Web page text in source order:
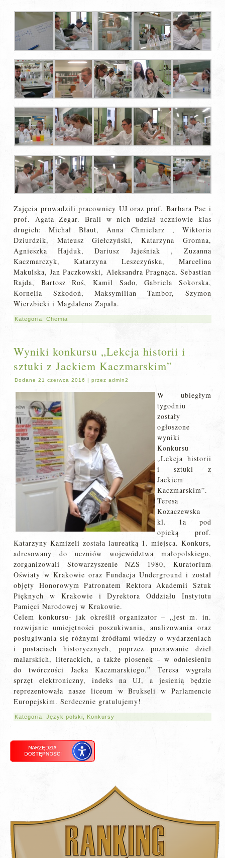
Zajęcia prowadzili pracownicy UJ oraz prof. Barbara Pac i
prof. Agata Zegar. Brali w nich udział uczniowie klas
drugich: Michał Błaut, Anna Chmielarz , Wiktoria
Dziurdzik, Mateusz Giełczyński, Katarzyna Gromna,
Agnieszka Hajduk, Dariusz Jajeśniak , Zuzanna
Kaczmarczyk, Katarzyna Leszczyńska, Marcelina
Makulska, Jan Paczkowski, Aleksandra Pragnąca, Sebastian
Rajda, Bartosz Roś, Kamil Sado, Gabriela Sokorska,
Kornelia Szkodoń, Maksymilian Tambor, Szymon
Wierzbicki i Magdalena Zapała.
Kategoria:Chemia
Wyniki konkursu „Lekcja historii i
sztuki z Jackiem Kaczmarskim”
Dodane 21 czerwca 2016 |przez admin2
W ubiegłym
tygodniu
zostały
ogłoszone
wyniki
Konkursu
„Lekcja historii
i sztuki z
Jackiem
Kaczmarskim”.
Teresa
Kozaczewska
kl. 1a pod
opieką prof.
Katarzyny Kamizeli została laureatką 1. miejsca. Konkurs,
adresowany do uczniów województwa małopolskiego,
zorganizowali Stowarzyszenie NZS 1980, Kuratorium
Oświaty w Krakowie oraz Fundacja Underground i został
objęty Honorowym Patronatem Rektora Akademii Sztuk
Pięknych w Krakowie i Dyrektora Oddziału Instytutu
Pamięci Narodowej w Krakowie.
Celem konkursu- jak określił organizator – „jest m. in.
rozwijanie umiejętności poszukiwania, analizowania oraz
posługiwania się różnymi źródłami wiedzy o wydarzeniach
i postaciach historycznych, poprzez poznawanie dzieł
malarskich, literackich, a także piosenek – w odniesieniu
do twórczości Jacka Kaczmarskiego.” Teresa wygrała
sprzęt elektroniczny, indeks na UJ, a jesienią będzie
reprezentowała nasze liceum w Brukseli w Parlamencie
Europejskim. Serdecznie gratulujemy!
Kategoria:Język polski Konkursy